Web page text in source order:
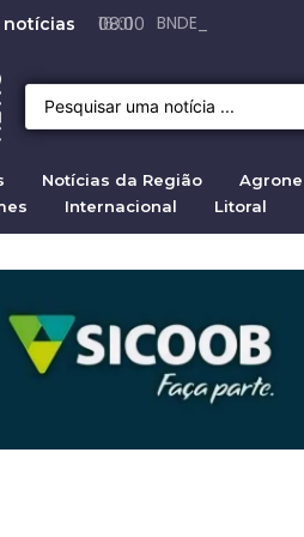
notícias 08:00 BNDES aprova
Justiça de SP
Emprego em
Empregos em
Crise migratória
Notícias da Região
Internacional Litoral